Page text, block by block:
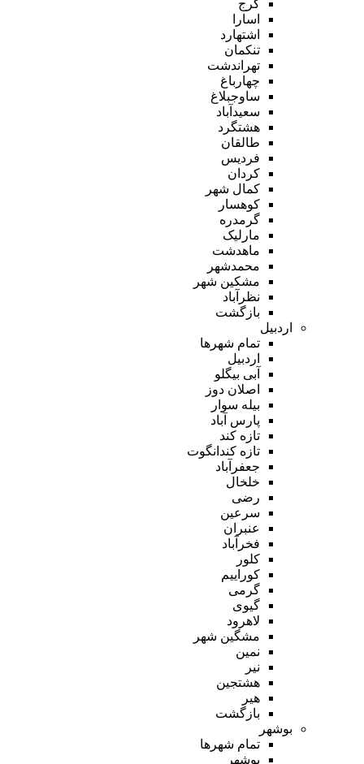
کرج
اسارا
اشتهارد
تنکمان
تهراندشت
چهارباغ
ساوجبلاغ
سعیدآباد
هشتگرد
طالقان
فردیس
کردان
کمال شهر
کوهسار
گرمدره
مارلیک
ماهدشت
محمدشهر
مشکین شهر
نظرآباد
بازگشت
اردبیل
تمام شهر‌ها
اردبیل
آبی بیگلو
اصلان دوز
بیله سوار
پارس آباد
تازه کند
تازه کندانگوت
جعفرآباد
خلخال
رضی
سرعین
عنبران
فخرآباد
کلور
کوراییم
گرمی
گیوی
لاهرود
مشگین شهر
نمین
نیر
هشتجین
هیر
بازگشت
بوشهر
تمام شهر‌ها
بوشهر